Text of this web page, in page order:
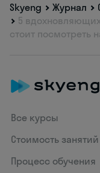
Skyeng Журнал
5
стоит посмотреть
Все курсы
Стоимость занятий
Процесс обучения